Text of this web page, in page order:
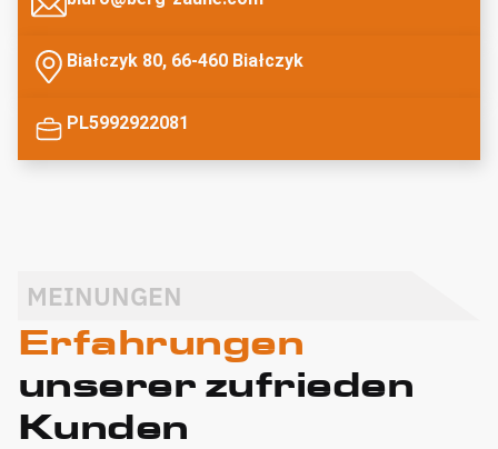
Białczyk 80, 66-460 Białczyk
PL5992922081
Erfahrungen
unserer zufrieden
Kunden
MEINUNGEN